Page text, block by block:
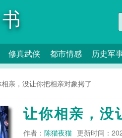
修真武侠 都市情感 历史军
亲，没让你把相亲对象拷了
让你相亲，没
作者： 陈猫夜猫 更新时间：